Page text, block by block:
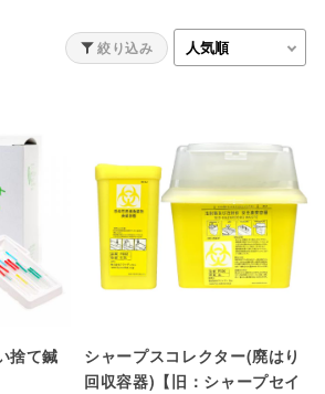
絞り込み
捨て鍼
シャープスコレクター(廃はり
回収容器)【旧：シャープセイ